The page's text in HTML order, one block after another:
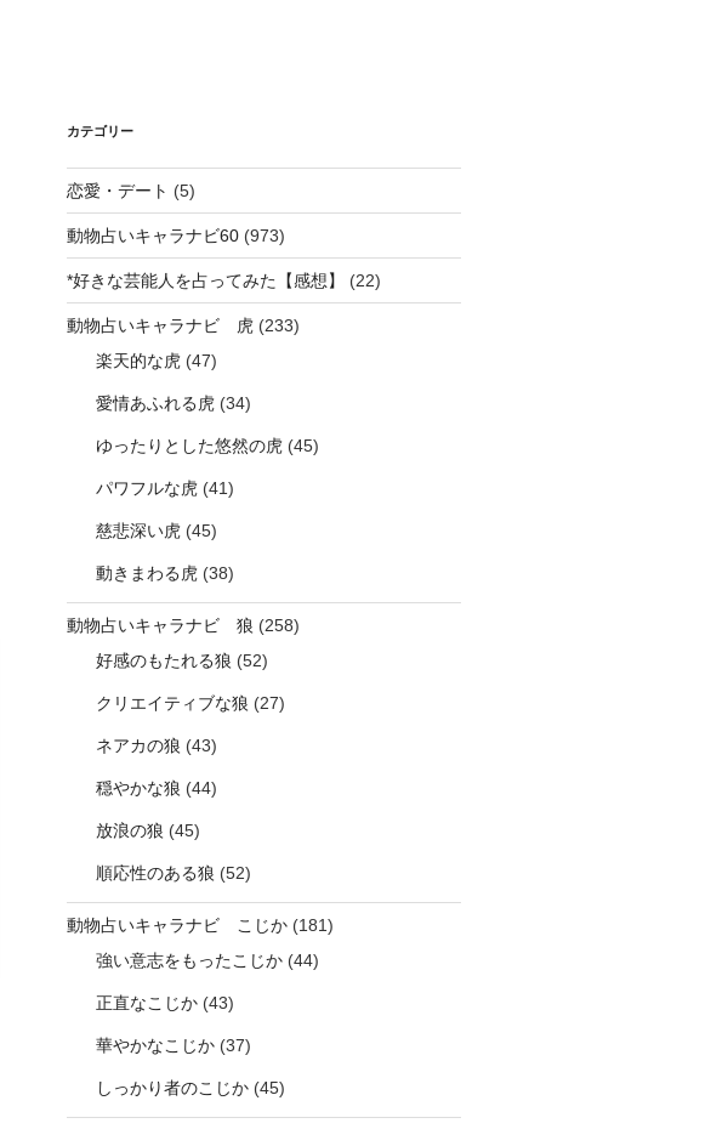
カテゴリー
恋愛・デート (5)
動物占いキャラナビ60(973)
*好きな芸能人を占ってみた【感想】 (22)
動物占いキャラナビ 虎(233)
楽天的な虎(47)
愛情あふれる虎(34)
ゆったりとした悠然の虎(45)
パワフルな虎(41)
慈悲深い虎(45)
動きまわる虎(38)
動物占いキャラナビ 狼 (258)
好感のもたれる狼 (52)
クリエイティブな狼 (27)
ネアカの狼 (43)
穏やかな狼 (44)
放浪の狼 (45)
順応性のある狼 (52)
動物占いキャラナビ こじか(181)
強い意志をもったこじか(44)
正直なこじか(43)
華やかなこじか(37)
しっかり者のこじか(45)